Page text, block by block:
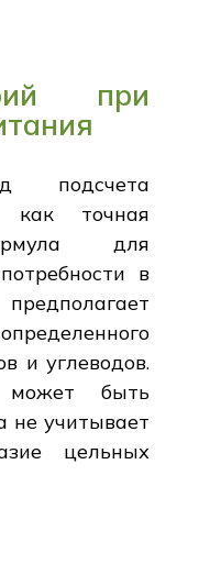
при
подсчета
как точная
для
в
и углеводов.
быть
не учитывает
цельных